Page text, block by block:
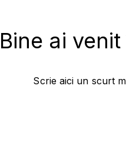
Bine ai
Scrie aici un scurt